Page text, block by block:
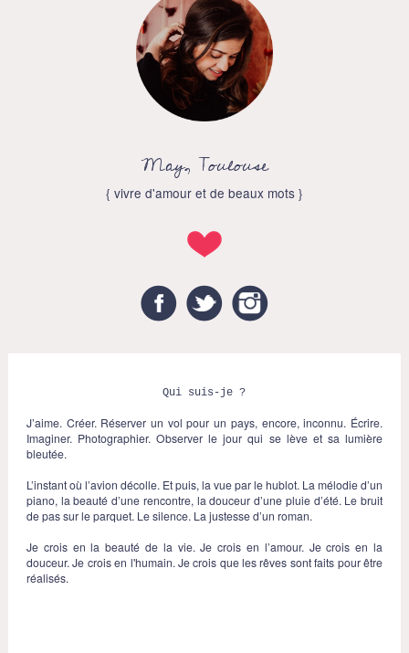
May, Toulouse
{ vivre d'amour et de beaux mots }
FacebookTwitter
Qui suis-je ?
J’aime. Créer. Réserver un vol pour un pays, encore, inconnu. Écrire.
Imaginer. Photographier. Observer le jour qui se lève et sa lumière
bleutée.
L’instant où l’avion décolle. Et puis, la vue par le hublot. La mélodie d’un
piano, la beauté d’une rencontre, la douceur d’une pluie d’été. Le bruit
de pas sur le parquet. Le silence. La justesse d’un roman.
Je crois en la beauté de la vie. Je crois en l’amour. Je crois en la
douceur. Je crois en l'humain. Je crois que les rêves sont faits pour être
réalisés.